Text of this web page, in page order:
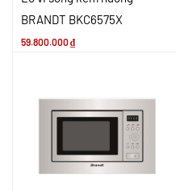
BRANDT BKC6575X
59.800.000₫